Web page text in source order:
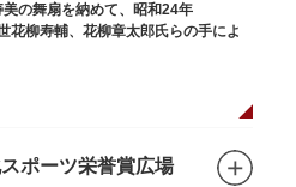
の舞扇を納めて、昭和24年
花柳寿輔、花柳章太郎氏らの手によ
ポーツ栄誉賞広場